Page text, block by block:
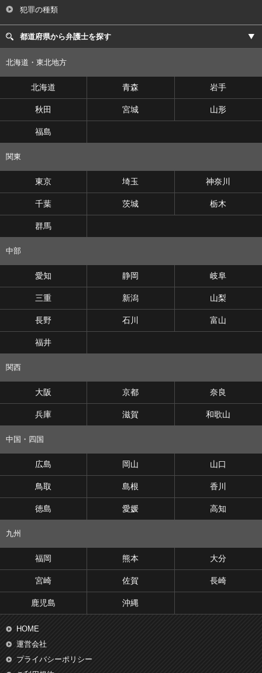
犯罪の種類
都道府県から弁護士を探す
北海道・東北地方
北海道 青森 岩手
秋田 宮城 山形
福島
関東
東京 埼玉 神奈川
千葉 茨城 栃木
群馬
中部
愛知 静岡 岐阜
三重 新潟 山梨
長野 石川 富山
福井
関西
大阪 京都 奈良
兵庫 滋賀 和歌山
中国・四国
広島 岡山 山口
鳥取 島根 香川
徳島 愛媛 高知
九州
福岡 熊本 大分
宮崎 佐賀 長崎
鹿児島 沖縄
HOME
運営会社
プライバシーポリシー